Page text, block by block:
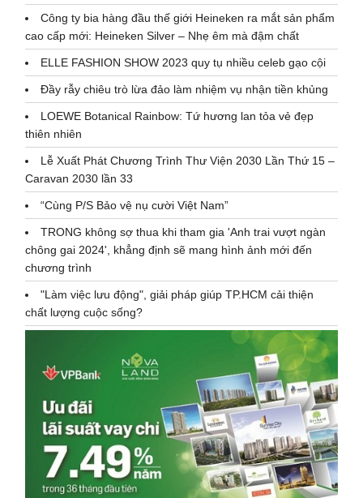
Công ty bia hàng đầu thế giới Heineken ra mắt sản phẩm
cao cấp mới: Heineken Silver – Nhẹ êm mà đậm chất
ELLE FASHION SHOW 2023 quy tụ nhiều celeb gạo cội
Đầy rẫy chiêu trò lừa đảo làm nhiệm vụ nhận tiền khủng
LOEWE Botanical Rainbow: Tứ hương lan tỏa vẻ đẹp
thiên nhiên
Lễ Xuất Phát Chương Trình Thư Viện 2030 Lần Thứ 15 –
Caravan 2030 lần 33
“Cùng P/S Bảo vệ nụ cười Việt Nam”
TRONG không sợ thua khi tham gia 'Anh trai vượt ngàn
chông gai 2024', khẳng định sẽ mang hình ảnh mới đến
chương trình
"Làm việc lưu động", giải pháp giúp TP.HCM cải thiện
chất lượng cuộc sống?